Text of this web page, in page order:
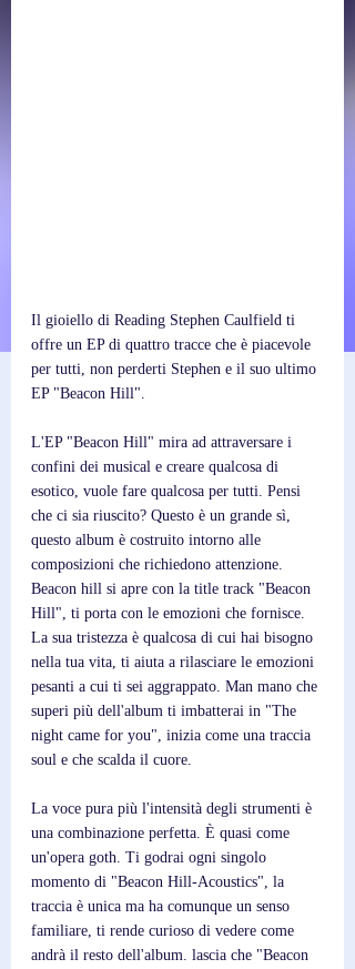
Il gioiello di Reading Stephen Caulfield ti
offre un EP di quattro tracce che è piacevole
per tutti, non perderti Stephen e il suo ultimo
EP "Beacon Hill".
L'EP "Beacon Hill" mira ad attraversare i
confini dei musical e creare qualcosa di
esotico, vuole fare qualcosa per tutti. Pensi
che ci sia riuscito? Questo è un grande sì,
questo album è costruito intorno alle
composizioni che richiedono attenzione.
Beacon hill si apre con la title track "Beacon
Hill", ti porta con le emozioni che fornisce.
La sua tristezza è qualcosa di cui hai bisogno
nella tua vita, ti aiuta a rilasciare le emozioni
pesanti a cui ti sei aggrappato. Man mano che
superi più dell'album ti imbatterai in "The
night came for you", inizia come una traccia
soul e che scalda il cuore.
La voce pura più l'intensità degli strumenti è
una combinazione perfetta. È quasi come
un'opera goth. Ti godrai ogni singolo
momento di "Beacon Hill-Acoustics", la
traccia è unica ma ha comunque un senso
familiare, ti rende curioso di vedere come
andrà il resto dell'album. lascia che "Beacon